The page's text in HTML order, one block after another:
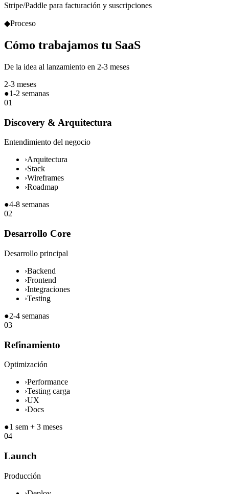
Stripe/Paddle para facturación y suscripciones
◆Proceso
Cómo trabajamos tu SaaS
De la idea al lanzamiento en 2-3 meses
2-3 meses
●1-2 semanas
01
Discovery & Arquitectura
Entendimiento del negocio
›Arquitectura
›Stack
›Wireframes
›Roadmap
●4-8 semanas
02
Desarrollo Core
Desarrollo principal
›Backend
›Frontend
›Integraciones
›Testing
●2-4 semanas
03
Refinamiento
Optimización
›Performance
›Testing carga
›UX
›Docs
●1 sem + 3 meses
04
Launch
Producción